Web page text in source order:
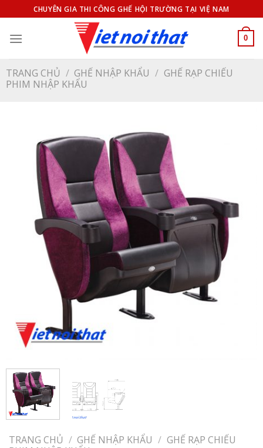
qua
nội
CHUYÊN GIA THI CÔNG GHẾ HỘI TRƯỜNG TẠI VIỆ NAM
0
TRANG CHỦ / GHẾ NHẬP KHẨU / GHẾ RẠP CHIẾU
PHIM NHẬP KHẨU
TRANG CHỦ / GHẾ NHẬP KHẨU / GHẾ RẠP CHIẾU